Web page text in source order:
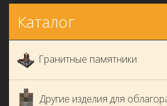
Каталог
Гранитные памятники
Другие изделия для